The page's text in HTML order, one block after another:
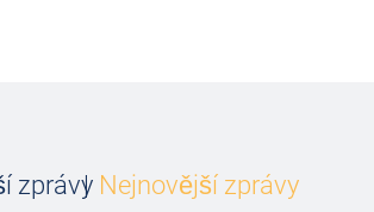
zprávy Nejnovější zprávy